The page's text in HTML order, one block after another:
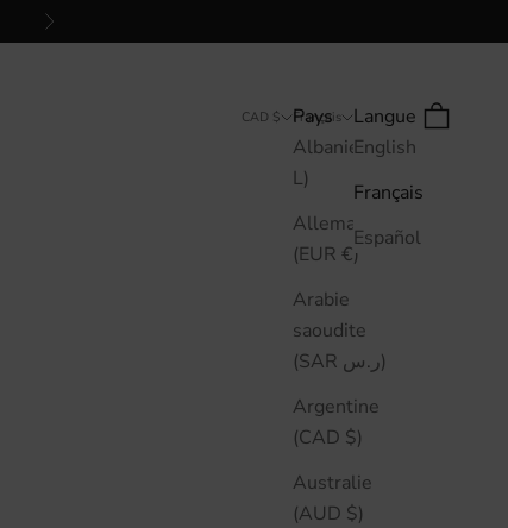
Suivant
CAD $
Pays
Albanie (ALL
L)
Allemagne
(EUR €)
Arabie
saoudite
(SAR ر.س)
Argentine
(CAD $)
Australie
(AUD $)
Français
Langue
English
Français
Español
Recherche
Panier